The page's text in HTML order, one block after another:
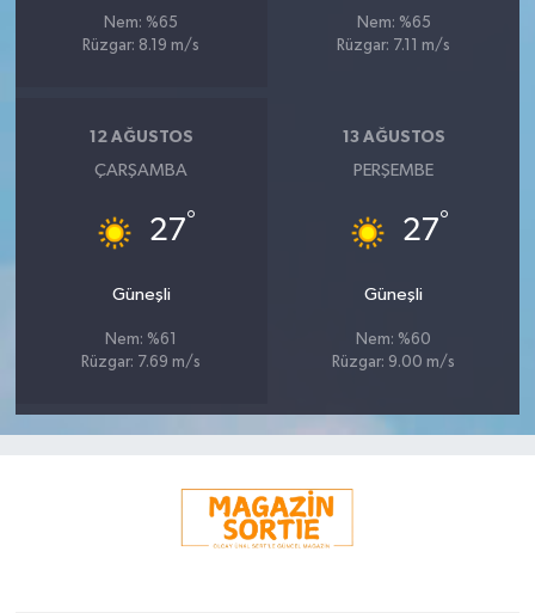
Nem: %65
Rüzgar: 8.19 m/s
Nem: %65
Rüzgar: 7.11 m/s
12 AĞUSTOS
ÇARŞAMBA
27°
Güneşli
Nem: %61
Rüzgar: 7.69 m/s
13 AĞUSTOS
PERŞEMBE
27°
Güneşli
Nem: %60
Rüzgar: 9.00 m/s